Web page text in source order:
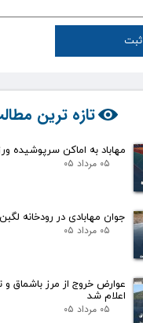
تازه ترین
مهاباد به اماکن سرپوشیده
۰۵ مرداد ۰۵
جوان مهابادی در رودخانه
۰۵ مرداد ۰۵
عوارض خروج از مرز باشماق و
اعلام شد
۰۵ مرداد ۰۵
ثبت